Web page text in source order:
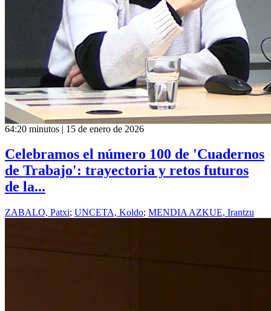
64:20 minutos | 15 de enero de 2026
Celebramos el número 100 de 'Cuadernos
de Trabajo': trayectoria y retos futuros
de la...
ZABALO, Patxi; UNCETA, Koldo; MENDIA AZKUE, Irantzu